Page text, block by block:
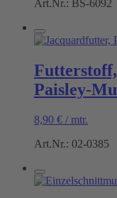
Art.Nr.: BS-6092
Paisley-
8,90 € / mtr.
Art.Nr.: 02-0385